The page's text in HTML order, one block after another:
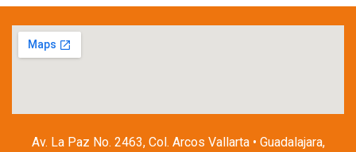
Av. La Paz No. 2463, Col. Arcos Vallarta • Guadalajara,